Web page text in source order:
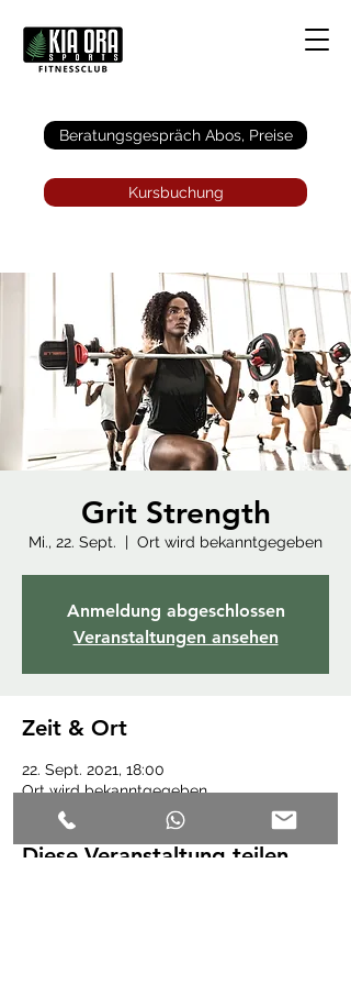
Beratungsgespräch Abos, Preise
Kursbuchung
Grit Strength
Mi., 22. Sept.
  |
Ort wird bekanntgegeben
Anmeldung abgeschlossen
Veranstaltungen ansehen
Zeit & Ort
22. Sept. 2021, 18:00
Ort wird bekanntgegeben
Diese Veranstaltung teilen